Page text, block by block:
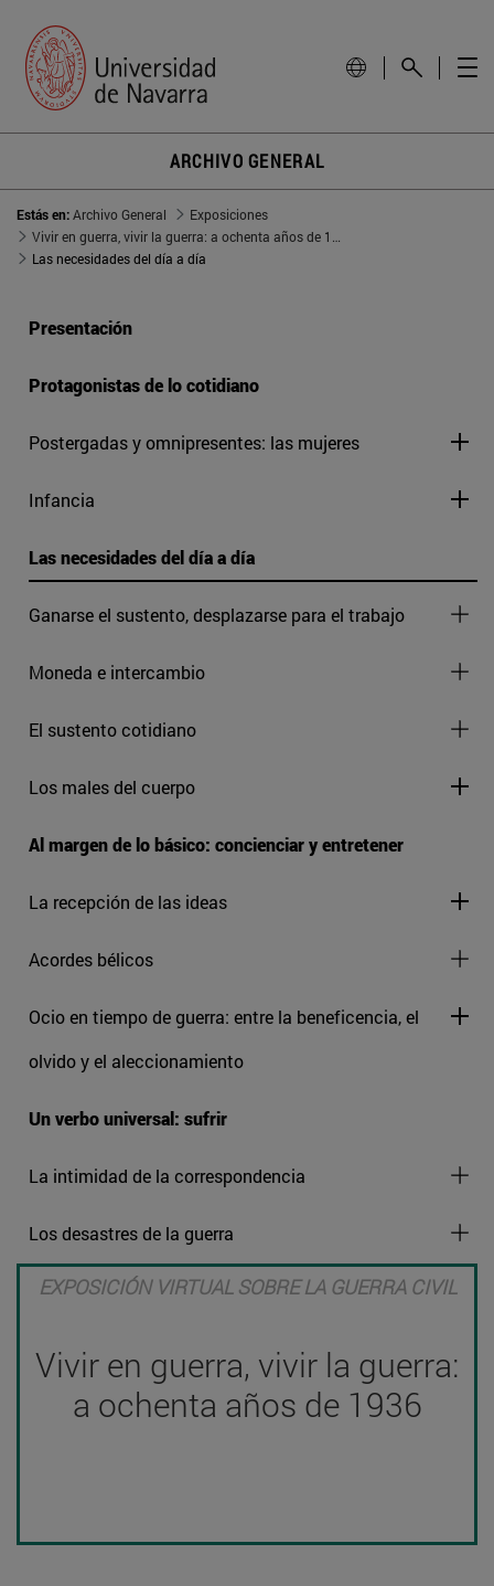
ARCHIVO GENERAL
Estás en:Archivo General
Exposiciones
Las necesidades del día a día
Presentación
Protagonistas de lo cotidiano
Postergadas y omnipresentes: las mujeres
Infancia
Las necesidades del día a día
Ganarse el sustento, desplazarse para el trabajo
Moneda e intercambio
El sustento cotidiano
Los males del cuerpo
Al margen de lo básico: concienciar y entretener
La recepción de las ideas
Acordes bélicos
Ocio en tiempo de guerra: entre la beneficencia, el
olvido y el aleccionamiento
Un verbo universal: sufrir
La intimidad de la correspondencia
Los desastres de la guerra
EXPOSICIÓN VIRTUAL SOBRE LA GUERRA CIVIL
Vivir en guerra, vivir la guerra:
a ochenta años de 1936